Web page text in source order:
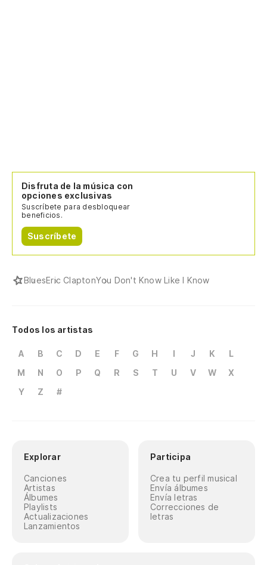
Disfruta de la música con
opciones exclusivas
Suscríbete para desbloquear
beneficios.
Suscríbete
BluesEric ClaptonYou Don't Know Like I Know
Todos los artistas
A B C D E F G H I J K
L
M
N O P Q R S T U V W
X
Y
Z #
Explorar
Canciones
Artistas
Álbumes
Playlists
Actualizaciones
Lanzamientos
Participa
Crea tu perfil musical
Envía álbumes
Envía letras
Correcciones de
letras